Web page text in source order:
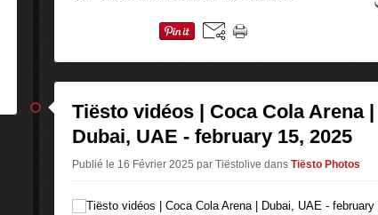
Tiësto vidéos | Coca Cola Arena |
Dubai, UAE - february 15, 2025
Publié le 16 Février 2025 par Tiëstolive dans Tiësto Photos